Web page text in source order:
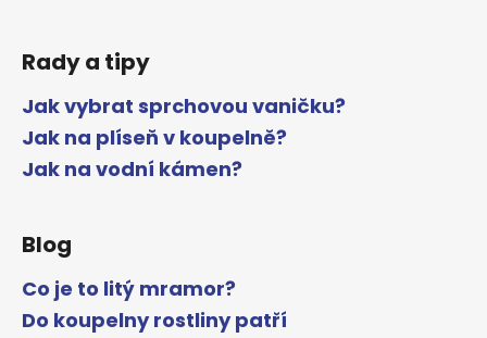
Rady a tipy
Jak vybrat sprchovou vaničku?
Jak na plíseň v koupelně?
Jak na vodní kámen?
Blog
Co je to litý mramor?
Do koupelny rostliny patří